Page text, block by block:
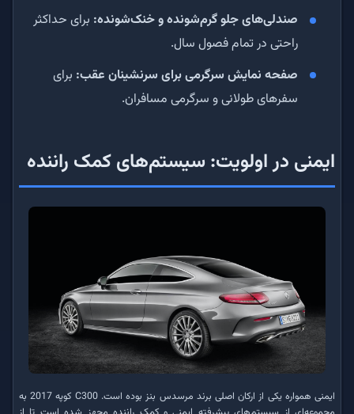
صندلی‌های جلو گرم‌شونده و خنک‌شونده: برای حداکثر
راحتی در تمام فصول سال.
صفحه نمایش سرگرمی برای سرنشینان عقب: برای
سفرهای طولانی و سرگرمی مسافران.
ایمنی در اولویت: سیستم‌های کمک راننده
ایمنی همواره یکی از ارکان اصلی برند مرسدس بنز بوده است. C300 کوپه 2017 به